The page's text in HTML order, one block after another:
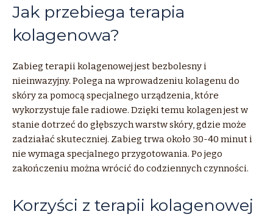
Jak przebiega terapia
kolagenowa?
Zabieg terapii kolagenowej jest bezbolesny i
nieinwazyjny. Polega na wprowadzeniu kolagenu do
skóry za pomocą specjalnego urządzenia, które
wykorzystuje fale radiowe. Dzięki temu kolagen jest w
stanie dotrzeć do głębszych warstw skóry, gdzie może
zadziałać skuteczniej. Zabieg trwa około 30-40 minut i
nie wymaga specjalnego przygotowania. Po jego
zakończeniu można wrócić do codziennych czynności.
Korzyści z terapii kolagenowej